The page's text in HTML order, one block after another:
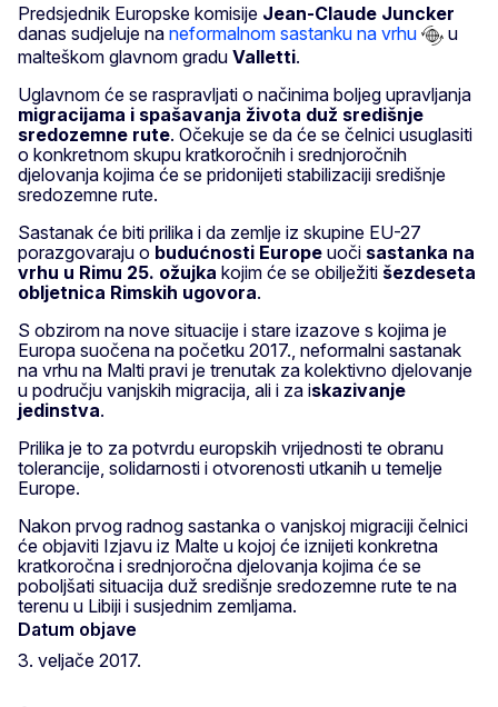
Predsjednik Europske komisije Jean-Claude Juncker
danas sudjeluje na neformalnom sastanku na vrhu
u
malteškom glavnom gradu Valletti.
Uglavnom će se raspravljati o načinima boljeg upravljanja
migracijama i spašavanja života duž središnje
sredozemne rute. Očekuje se da će se čelnici usuglasiti
o konkretnom skupu kratkoročnih i srednjoročnih
djelovanja kojima će se pridonijeti stabilizaciji središnje
sredozemne rute.
Sastanak će biti prilika i da zemlje iz skupine EU-27
porazgovaraju o budućnosti Europe uoči sastanka na
vrhu u Rimu 25. ožujka kojim će se obilježiti šezdeseta
obljetnica Rimskih ugovora.
S obzirom na nove situacije i stare izazove s kojima je
Europa suočena na početku 2017., neformalni sastanak
na vrhu na Malti pravi je trenutak za kolektivno djelovanje
u području vanjskih migracija, ali i za iskazivanje
jedinstva.
Prilika je to za potvrdu europskih vrijednosti te obranu
tolerancije, solidarnosti i otvorenosti utkanih u temelje
Europe.
Nakon prvog radnog sastanka o vanjskoj migraciji čelnici
će objaviti Izjavu iz Malte u kojoj će iznijeti konkretna
kratkoročna i srednjoročna djelovanja kojima će se
poboljšati situacija duž središnje sredozemne rute te na
terenu u Libiji i susjednim zemljama.
Datum objave
3. veljače 2017.